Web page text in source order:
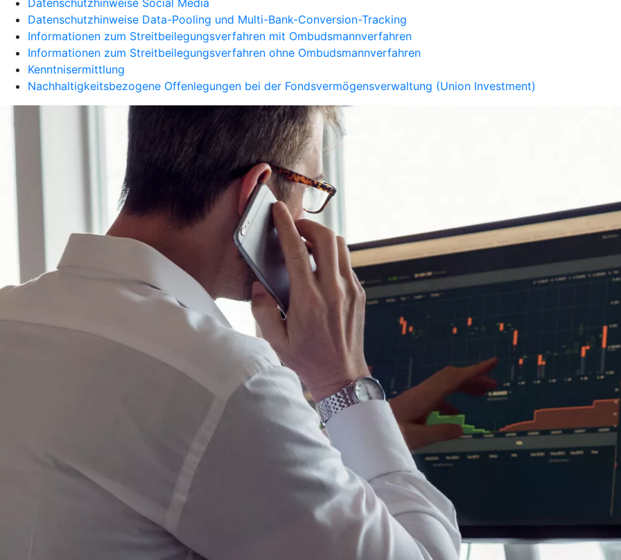
Datenschutzhinweise Social Media
Datenschutzhinweise Data-Pooling und Multi-Bank-Conversion-Tracking
Informationen zum Streitbeilegungsverfahren mit Ombudsmannverfahren
Informationen zum Streitbeilegungsverfahren ohne Ombudsmannverfahren
Kenntnisermittlung
Nachhaltigkeitsbezogene Offenlegungen bei der Fondsvermögensverwaltung (Union Investment)